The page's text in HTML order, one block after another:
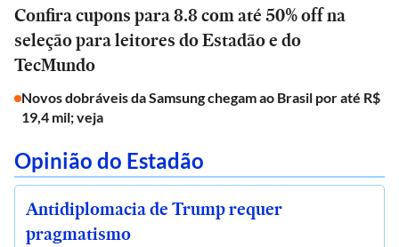
Confira cupons para 8.8 com até 50% off na
seleção para leitores do Estadão e do
TecMundo
Novos dobráveis da Samsung chegam ao Brasil por até R$
19,4 mil; veja
Opinião do Estadão
Antidiplomacia de Trump requer
pragmatismo